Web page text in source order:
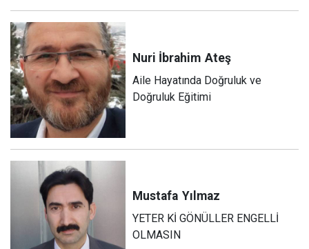
Nuri İbrahim Ateş
Aile Hayatında Doğruluk ve
Doğruluk Eğitimi
Mustafa Yılmaz
YETER Kİ GÖNÜLLER ENGELLİ
OLMASIN